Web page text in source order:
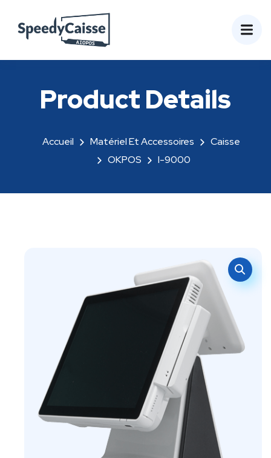
Product Details
Accueil Matériel Et Accessoires
Caisse
OKPOS
I-9000